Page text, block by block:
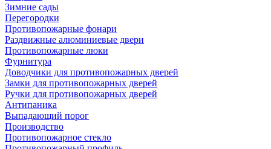
Зимние сады
Перегородки
Противопожарные фонари
Раздвижные алюминиевые двери
Противопожарные люки
Фурнитура
Доводчики для противопожарных дверей
Замки для противопожарных дверей
Ручки для противопожарных дверей
Антипаника
Выпадающий порог
Производство
Противопожарное стекло